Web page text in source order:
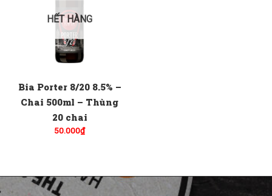
HẾT HÀNG
Bia Porter 8/20 8.5% –
Chai 500ml – Thùng
20 chai
50.000₫